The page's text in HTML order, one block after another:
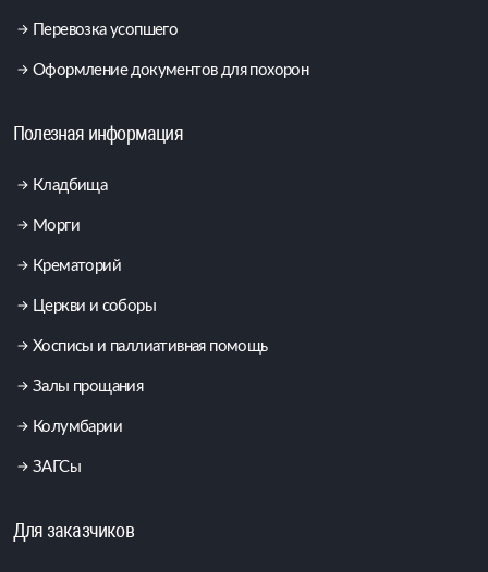
Перевозка усопшего
Оформление документов для похорон
Полезная информация
Кладбища
Морги
Крематорий
Церкви и соборы
Хосписы и паллиативная помощь
Залы прощания
Колумбарии
ЗАГСы
Для заказчиков